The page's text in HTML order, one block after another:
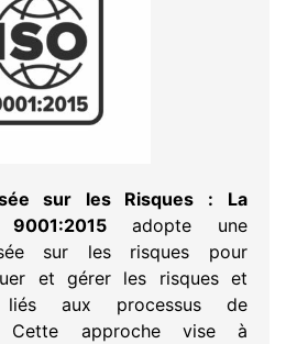
sur les Risques :
La
adopte une
sur les risques pour
et gérer les risques et
liés aux processus de
Cette approche vise à